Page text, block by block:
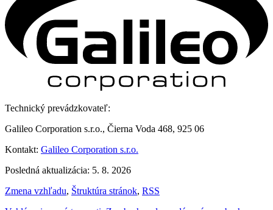
Technický prevádzkovateľ:
Galileo Corporation s.r.o., Čierna Voda 468, 925 06
Kontakt: Galileo Corporation s.r.o.
Posledná aktualizácia: 5. 8. 2026
Zmena vzhľadu, Štruktúra stránok, RSS